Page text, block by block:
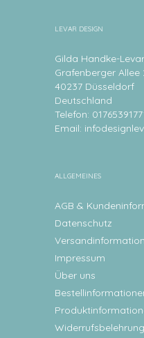
LEVAR DESIGN
Gilda Handke-Levar
Grafenberger Allee
40237 Düsseldorf
Deutschland
Telefon:
Email:
ALLGEMEINES
AGB &
Datenschutz
Impressum
Über uns